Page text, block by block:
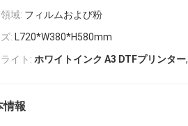
域: フィルムおよび粉
: L720*W380*H580mm
イト: ホワイトインク A3 DTFプリンター,
情報